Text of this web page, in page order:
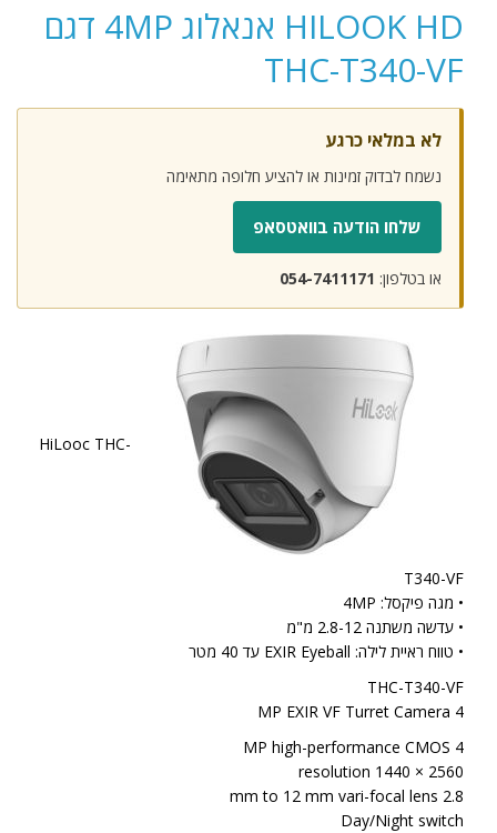
HILOOK HD אנאלוג 4MP דגם
THC-T340-VF
לא במלאי כרגע
נשמח לבדוק זמינות או להציע חלופה מתאימה
שלחו הודעה בוואטסאפ
או בטלפון: 054-7411171
HiLooc THC-
T340-VF
• מגה פיקסל: 4MP
• עדשה משתנה 2.8-12 מ"מ
• טווח ראיית לילה: EXIR Eyeball עד 40 מטר
THC-T340-VF
4 MP EXIR VF Turret Camera
4 MP high-performance CMOS
2560 × 1440 resolution
2.8 mm to 12 mm vari-focal lens
Day/Night switch